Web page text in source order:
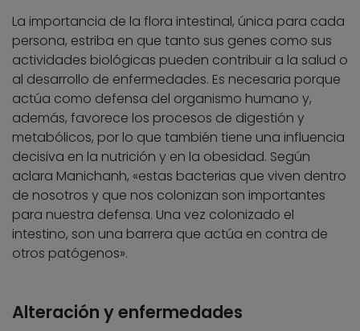
La importancia de la flora intestinal, única para cada
persona, estriba en que tanto sus genes como sus
actividades biológicas pueden contribuir a la salud o
al desarrollo de enfermedades. Es necesaria porque
actúa como defensa del organismo humano y,
además, favorece los procesos de digestión y
metabólicos, por lo que también tiene una influencia
decisiva en la nutrición y en la obesidad. Según
aclara Manichanh, «estas bacterias que viven dentro
de nosotros y que nos colonizan son importantes
para nuestra defensa. Una vez colonizado el
intestino, son una barrera que actúa en contra de
otros patógenos».
Alteración y enfermedades